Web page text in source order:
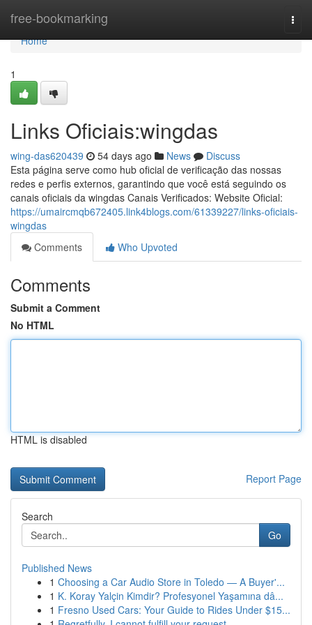
free-bookmarking
Home
Home
1
Links Oficiais:wingdas
wing-das620439 54 days ago News
Discuss
Esta página serve como hub oficial de verificação das nossas
redes e perfis externos, garantindo que você está seguindo os
canais oficiais da wingdas Canais Verificados: Website Oficial:
https://umaircmqb672405.link4blogs.com/61339227/links-oficiais-
wingdas
Comments
Who Upvoted
Comments
Submit a Comment
No HTML
HTML is disabled
Report Page
Search
Go
Published News
1 Choosing a Car Audio Store in Toledo — A Buyer'...
1 K. Koray Yalçin Kimdir? Profesyonel Yaşamına dâ...
1 Fresno Used Cars: Your Guide to Rides Under $15...